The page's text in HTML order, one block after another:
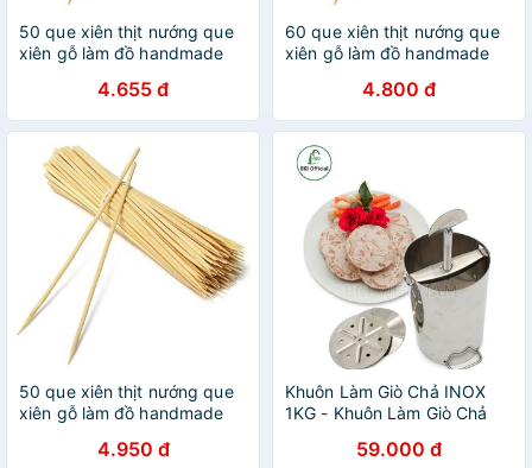
50 que xiên thịt nướng que
xiên gỗ làm đồ handmade
4.655 đ
60 que xiên thịt nướng que
xiên gỗ làm đồ handmade
4.800 đ
50 que xiên thịt nướng que
xiên gỗ làm đồ handmade
4.950 đ
Khuôn Làm Giò Chả INOX
1KG - Khuôn Làm Giò Chả
59.000 đ